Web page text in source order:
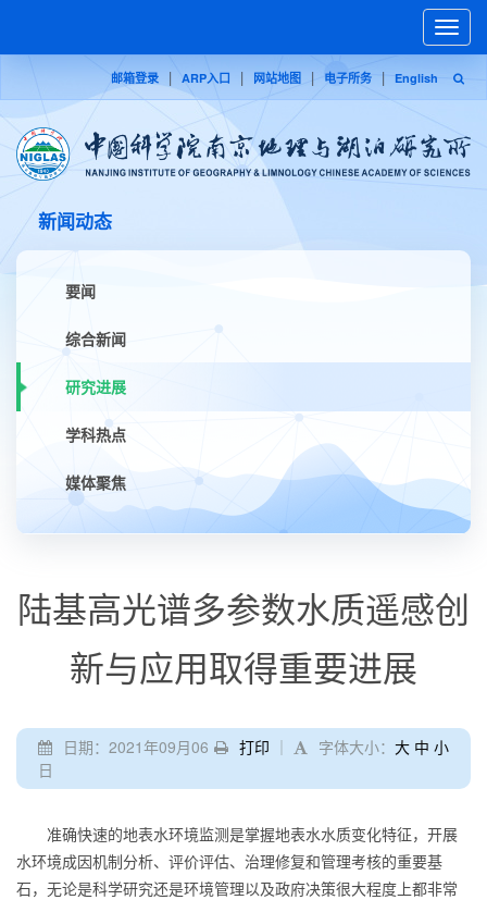
邮箱登录 | ARP入口 | 网站地图 | 电子所务 | English
Toggle
新闻动态
要闻
综合新闻
研究进展
学科热点
媒体聚焦
陆基高光谱多参数水质遥感创
新与应用取得重要进展
打印 ｜ 字体大小： 大 中 小
日期：2021年09月06
日
准确快速的地表水环境监测是掌握地表水水质变化特征，开展
水环境成因机制分析、评价评估、治理修复和管理考核的重要基
石，无论是科学研究还是环境管理以及政府决策很大程度上都非常